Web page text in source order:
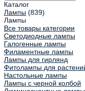
Каталог
Лампы (839)
Лампы
Все товары категории
Светодиодные лампы
Галогенные лампы
Филаментные лампы
Лампы для гирлянд
Фитолампы для
Настольные лампы
Лампы с черной колбой